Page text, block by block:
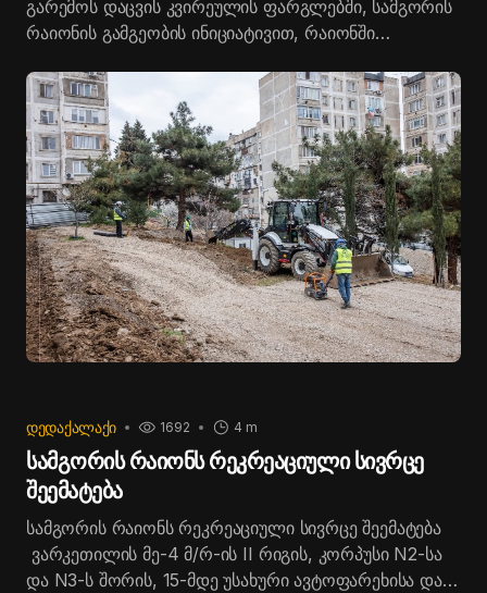
გარემოს დაცვის კვირეულის ფარგლებში, სამგორის
რაიონის გამგეობის ინიციატივით, რაიონში
გაიმართა ღონისძიება „სამგორი - მწვანე რაიონი“.
ღონისძიების მიზანია მომავალ თაობებში
ეკოლოგიის საკითხებზე ცნობიერების ამაღლება და
ეკომომავლისადმი ინტერესის გაღრმავება.
შეხვედრაზე მოეწყო სამგორის რაიონში
განხორციელებული და დაგეგმილი რეკრეაციული
სივრცეების პროექტების ფოტოგამოფენა, გაიმართა
პრეზენტაცია და ჩატარდა საინფორმაციო ლექცია,
რომელიც ინტერაქციულ ფორმატში წარიმართა.
შეხვედრაში მონაწილეობა მიიღო სამგორის
რაიონის გამგებელმა კახა სამხარაძემ.
ᲓᲔᲓᲐᲥᲐᲚᲐᲥᲘ 4 m
1692
სამგორის რაიონს რეკრეაციული სივრცე
შეემატება
სამგორის რაიონს რეკრეაციული სივრცე შეემატება
ვარკეთილის მე-4 მ/რ-ის II რიგის, კორპუსი N2-სა
და N3-ს შორის, 15-მდე უსახური ავტოფარეხისა და